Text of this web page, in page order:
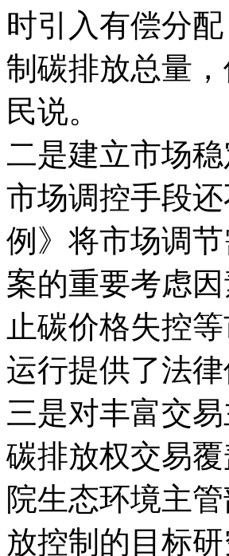
时引入有偿分
制碳排放总量
民说。
二是建立市场
市场调控手段
例》将市场调
案的重要考虑
止碳价格失控
运行提供了法律
三是对丰富交
碳排放权交易
院生态环境主
放控制的目标